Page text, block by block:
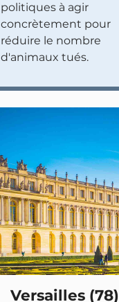
politiques à agir
concrètement pour
réduire le nombre
d'animaux tués.
Versailles (78)